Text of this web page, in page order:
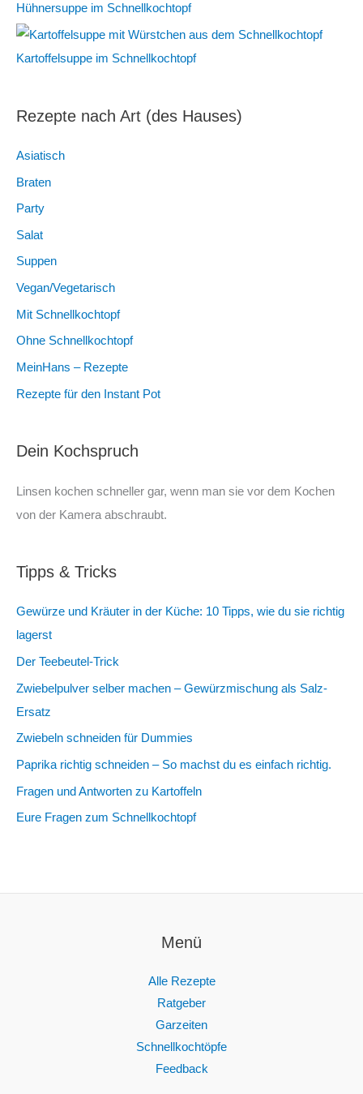
Hühnersuppe im Schnellkochtopf
Kartoffelsuppe im Schnellkochtopf
Rezepte nach Art (des Hauses)
Asiatisch
Braten
Party
Salat
Suppen
Vegan/Vegetarisch
Mit Schnellkochtopf
Ohne Schnellkochtopf
MeinHans – Rezepte
Rezepte für den Instant Pot
Dein Kochspruch
Linsen kochen schneller gar, wenn man sie vor dem Kochen
von der Kamera abschraubt.
Tipps & Tricks
Gewürze und Kräuter in der Küche: 10 Tipps, wie du sie richtig
lagerst
Der Teebeutel-Trick
Zwiebelpulver selber machen – Gewürzmischung als Salz-
Ersatz
Zwiebeln schneiden für Dummies
Paprika richtig schneiden – So machst du es einfach richtig.
Fragen und Antworten zu Kartoffeln
Eure Fragen zum Schnellkochtopf
Menü
Alle Rezepte
Ratgeber
Garzeiten
Schnellkochtöpfe
Feedback